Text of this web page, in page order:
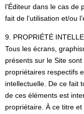
l’Éditeur dans le cas de
fait de l’utilisation et/ou
9. PROPRIÉTÉ
Tous les écrans,
présents sur le Site
propriétaires respectifs
intellectuelle. De ce fait
de ces éléments est
propriétaire. À ce titre